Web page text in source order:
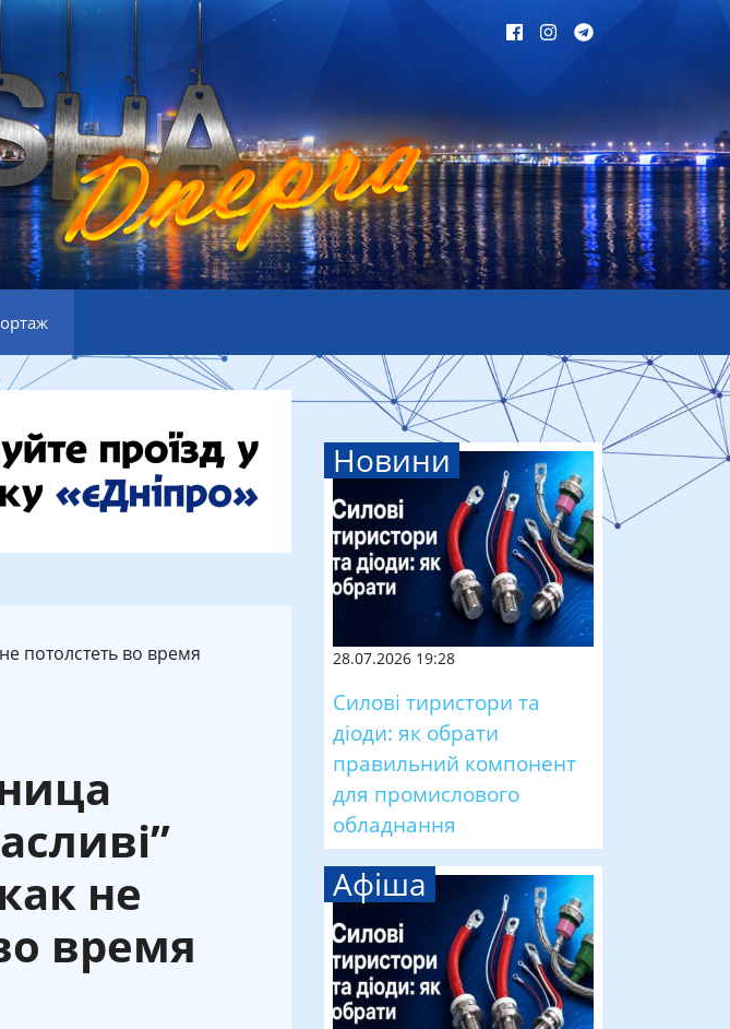
потолстеть во время
не
время
Новини
28.07.2026 19:28
Силові тиристори та
діоди: як обрати
правильний компонент
для промислового
обладнання
Афіша